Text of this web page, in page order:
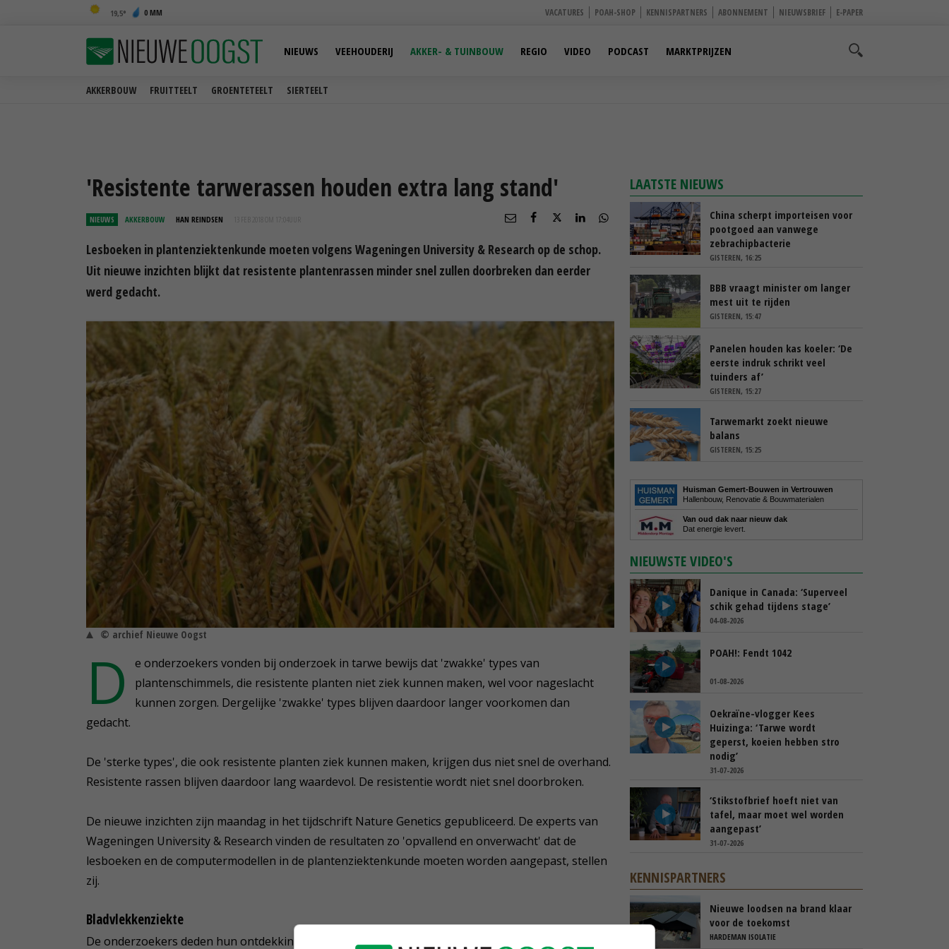
19,5 0 MM VACATURES POAH-SHOP KENNISPARTNERS ABONNEMENT NIEUWSBRIEF E-PAPER
AKKERBOUW FRUITTEELT GROENTETEELT SIERTEELT
NIEUWS VEEHOUDERIJ AKKER- & TUINBOUW REGIO VIDEO PODCAST MARKTPRIJZEN
'Resistente tarwerassen houden extra lang stand'
NIEUWS AKKERBOUW HAN REINDSEN 13 FEB 2018 OM 17:04
Lesboeken in plantenziektenkunde moeten volgens Wageningen University & Research op de schop.
Uit nieuwe inzichten blijkt dat resistente plantenrassen minder snel zullen doorbreken dan eerder
werd gedacht.
© archief Nieuwe Oogst
D
e onderzoekers vonden bij onderzoek in tarwe bewijs dat 'zwakke' types van
plantenschimmels, die resistente planten niet ziek kunnen maken, wel voor nageslacht
kunnen zorgen. Dergelijke 'zwakke' types blijven daardoor langer voorkomen dan
gedacht.
De 'sterke types', die ook resistente planten ziek kunnen maken, krijgen dus niet snel de overhand.
Resistente rassen blijven daardoor lang waardevol. De resistentie wordt niet snel doorbroken.
De nieuwe inzichten zijn maandag in het tijdschrift Nature Genetics gepubliceerd. De experts van
Wageningen University & Research vinden de resultaten zo 'opvallend en onverwacht' dat de
lesboeken en de computermodellen in de plantenziektenkunde moeten worden aangepast, stellen
zij.
Bladvlekkenziekte
De onderzoekers deden hun ontdekking in septoria of bladvlekkenziekte, de schadelijkste ziekte
LAATSTE NIEUWS
China scherpt importeisen voor
pootgoed aan vanwege
zebrachipbacterie
GISTEREN, 16:25
BBB vraagt minister om langer
mest uit te rijden
GISTEREN, 15:47
Panelen houden kas koeler: ‘De
eerste indruk schrikt veel
tuinders af’
GISTEREN, 15:27
Tarwemarkt zoekt nieuwe
balans
GISTEREN, 15:25
Huisman Gemert-Bouwen in Vertrouwen
Hallenbouw, Renovatie & Bouwmaterialen
Van oud dak naar nieuw dak
Dat energie levert.
NIEUWSTE VIDEO'S
Danique in Canada: ‘Superveel
schik gehad tijdens stage’
04-08-2026
POAH!: Fendt 1042
01-08-2026
Oekraïne-vlogger Kees
Huizinga: ‘Tarwe wordt
geperst, koeien hebben stro
nodig’
31-07-2026
‘Stikstofbrief hoeft niet van
tafel, maar moet wel worden
aangepast’
31-07-2026
KENNISPARTNERS
Nieuwe loodsen na brand klaar
voor de toekomst
HARDEMAN ISOLATIE